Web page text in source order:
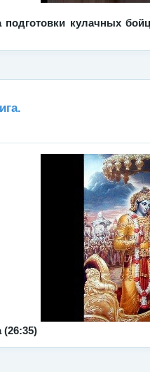
подготовки кулачных
(26:35)